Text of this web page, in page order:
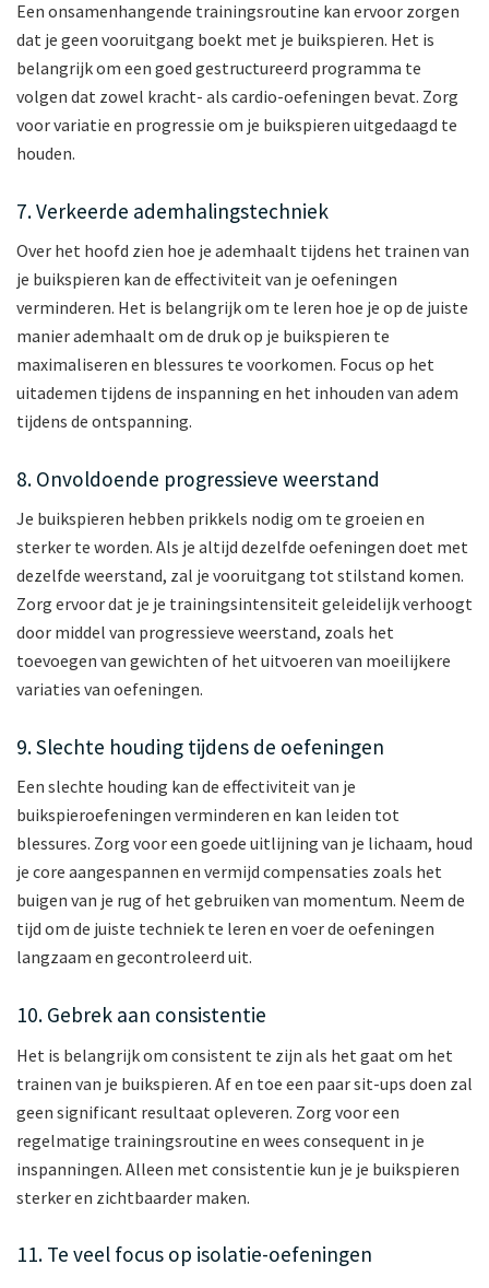
Een onsamenhangende trainingsroutine kan ervoor zorgen
dat je geen vooruitgang boekt met je buikspieren. Het is
belangrijk om een goed gestructureerd programma te
volgen dat zowel kracht- als cardio-oefeningen bevat. Zorg
voor variatie en progressie om je buikspieren uitgedaagd te
houden.
7. Verkeerde ademhalingstechniek
Over het hoofd zien hoe je ademhaalt tijdens het trainen van
je buikspieren kan de effectiviteit van je oefeningen
verminderen. Het is belangrijk om te leren hoe je op de juiste
manier ademhaalt om de druk op je buikspieren te
maximaliseren en blessures te voorkomen. Focus op het
uitademen tijdens de inspanning en het inhouden van adem
tijdens de ontspanning.
8. Onvoldoende progressieve weerstand
Je buikspieren hebben prikkels nodig om te groeien en
sterker te worden. Als je altijd dezelfde oefeningen doet met
dezelfde weerstand, zal je vooruitgang tot stilstand komen.
Zorg ervoor dat je je trainingsintensiteit geleidelijk verhoogt
door middel van progressieve weerstand, zoals het
toevoegen van gewichten of het uitvoeren van moeilijkere
variaties van oefeningen.
9. Slechte houding tijdens de oefeningen
Een slechte houding kan de effectiviteit van je
buikspieroefeningen verminderen en kan leiden tot
blessures. Zorg voor een goede uitlijning van je lichaam, houd
je core aangespannen en vermijd compensaties zoals het
buigen van je rug of het gebruiken van momentum. Neem de
tijd om de juiste techniek te leren en voer de oefeningen
langzaam en gecontroleerd uit.
10. Gebrek aan consistentie
Het is belangrijk om consistent te zijn als het gaat om het
trainen van je buikspieren. Af en toe een paar sit-ups doen zal
geen significant resultaat opleveren. Zorg voor een
regelmatige trainingsroutine en wees consequent in je
inspanningen. Alleen met consistentie kun je je buikspieren
sterker en zichtbaarder maken.
11. Te veel focus op isolatie-oefeningen